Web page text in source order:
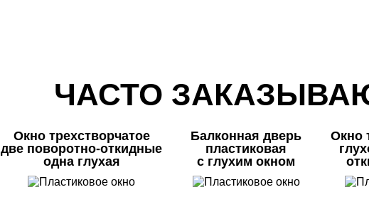
ЧАСТО
Окно трехстворчатое
две поворотно-откидные
одна глухая
Балконная дверь
пластиковая
с глухим окном
Окно